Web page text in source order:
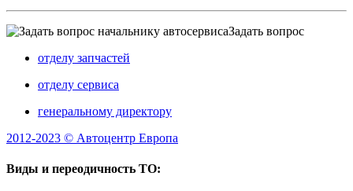
Задать вопрос
отделу запчастей
отделу сервиса
генеральному директору
2012-2023 © Автоцентр Европа
Виды и переодичность ТО: